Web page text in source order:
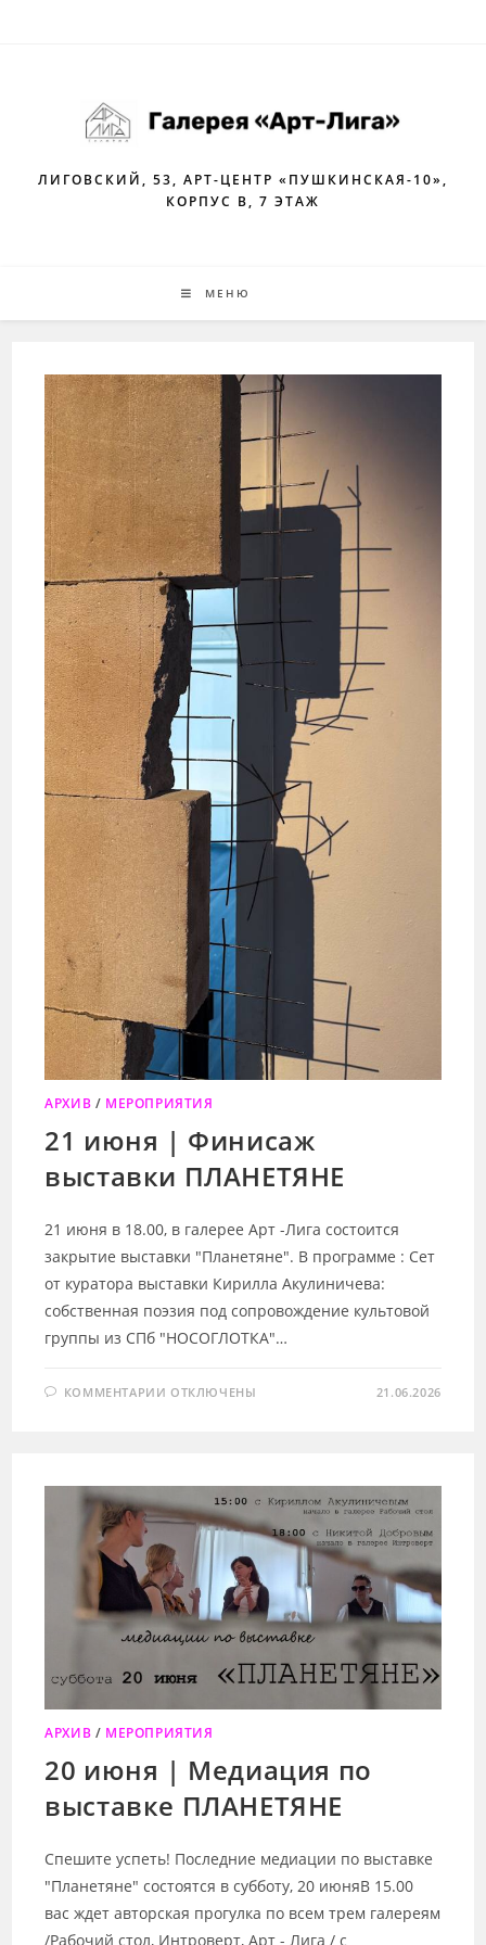
ЛИГОВСКИЙ, 53, АРТ-ЦЕНТР «ПУШКИНСКАЯ-10»,
КОРПУС В, 7 ЭТАЖ
МЕНЮ
АРХИВ / МЕРОПРИЯТИЯ
21 июня | Финисаж
выставки ПЛАНЕТЯНЕ
21 июня в 18.00, в галерее Арт -Лига состоится
закрытие выставки "Планетяне". В программе : Сет
от куратора выставки Кирилла Акулиничева:
собственная поэзия под сопровождение культовой
группы из СПб "НОСОГЛОТКА"…
КОММЕНТАРИИ К
ПЛАНЕТЯНЕ
ОТКЛЮЧЕНЫ 21.06.2026
АРХИВ / МЕРОПРИЯТИЯ
20 июня | Медиация по
выставке ПЛАНЕТЯНЕ
Спешите успеть! Последние медиации по выставке
"Планетяне" состоятся в субботу, 20 июняВ 15.00
вас ждет авторская прогулка по всем трем галереям
/Рабочий стол, Интроверт, Арт - Лига / с